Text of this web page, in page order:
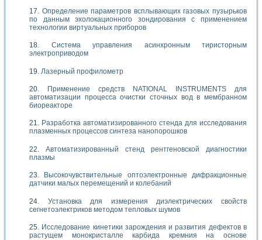
Определение параметров всплывающих газовых пузырьков
по данным эхолокационного зондирования с применением
технологии виртуальных приборов
Система управления асинхронным тиристорным
электроприводом
Лазерный профилометр
Применение средств NATIONAL INSTRUMENTS для
автоматизации процесса очистки сточных вод в мембранном
биореакторе
Разработка автоматизированного стенда для исследования
плазменных процессов синтеза нанопорошков
Автоматизированный стенд рентгеновской диагностики
плазмы
Высокочувствительные оптоэлектронные дифракционные
датчики малых перемещений и колебаний
Установка для измерения диэлектрических свойств
сегнетоэлектриков методом тепловых шумов
Исследование кинетики зарождения и развития дефектов в
растущем монокристалле карбида кремния на основе